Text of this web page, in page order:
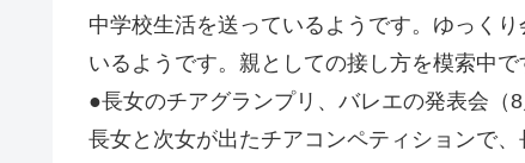
中学校生活を送っているようです。ゆっく
いるようです。親としての接し方を模索中で
●長女のチアグランプリ、バレエの発表会（8
長女と次女が出たチアコンペティションで